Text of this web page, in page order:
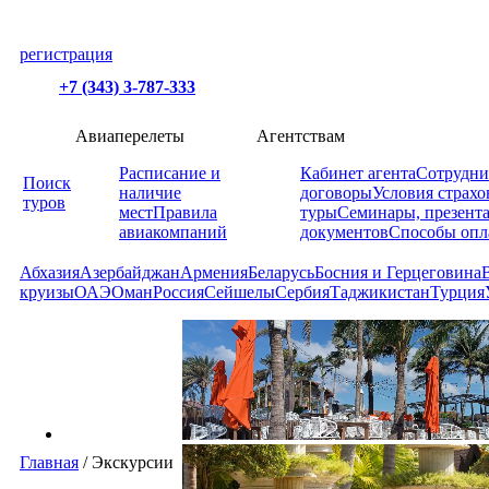
регистрация
+7 (343) 3-787-333
Поиск
туров
Авиаперелеты
Расписание и
наличие
местПравила
авиакомпаний
Агентствам
Кабинет агента
договорыУсловия
турыСеминары,
документовСпособы
АбхазияАзербайджанАрменияБеларусьБосния и Герцеговина
круизыОАЭОманРоссияСейшелыСербияТаджикистанТурция
Главная /Экскурсии